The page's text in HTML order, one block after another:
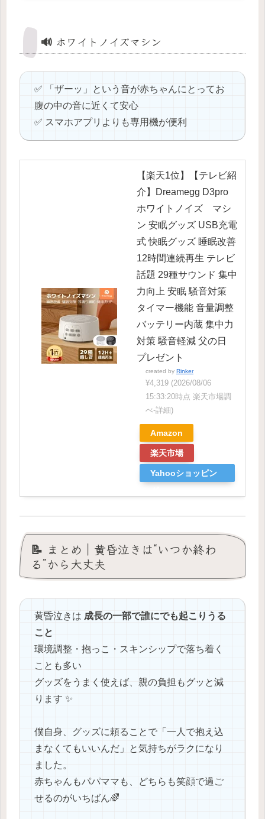
🔊 ホワイトノイズマシン
✅ 「ザーッ」という音が赤ちゃんにとってお
腹の中の音に近くて安心
✅ スマホアプリよりも専用機が便利
【楽天1位】【テレビ紹
介】Dreamegg D3pro
ホワイトノイズ マシ
ン 安眠グッズ USB充電
式 快眠グッズ 睡眠改善
12時間連続再生 テレビ
話題 29種サウンド 集中
力向上 安眠 騒音対策
タイマー機能 音量調整
バッテリー内蔵 集中力
対策 騒音軽減 父の日
プレゼント
created by Rinker
¥4,319 (2026/08/06
15:33:20時点 楽天市場調
べ-詳細)
Amazon
楽天市場
Yahooショッピン
📝 まとめ｜黄昏泣きは“いつか終わ
る”から大丈夫
黄昏泣きは 成長の一部で誰にでも起こりうる
こと
環境調整・抱っこ・スキンシップで落ち着く
ことも多い
グッズをうまく使えば、親の負担もグッと減
ります ✨
僕自身、グッズに頼ることで「一人で抱え込
まなくてもいいんだ」と気持ちがラクになり
ました。
赤ちゃんもパパママも、どちらも笑顔で過ご
せるのがいちばん🌈